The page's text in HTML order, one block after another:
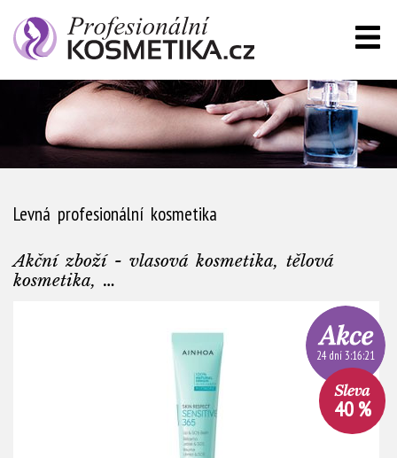
Levná profesionální kosmetika
Akční zboží - vlasová kosmetika, tělová
kosmetika, …
24 dní 3:16:20
40 %